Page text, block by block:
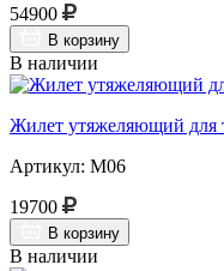
54900
В корзину
В наличии
Жилет утяжеляющий
Артикул: М06
19700
В корзину
В наличии